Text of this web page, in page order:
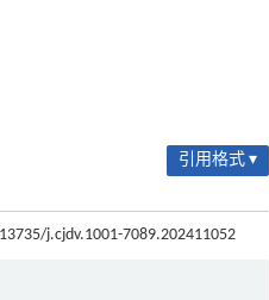
引用格式 ▾
j.cjdv.1001-7089.202411052